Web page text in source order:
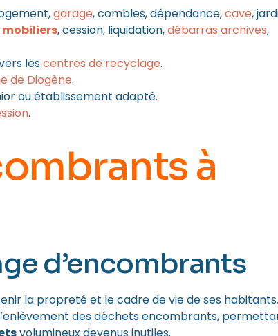
garage, combles, dépendance,cave,
, cession, liquidation,débarras archives,
lescentres de recyclage.
de Diogène.
ou établissement adapté.
.
à
d’encombrants
la propreté et le cadre de vie de ses habitants.
des déchets encombrants,